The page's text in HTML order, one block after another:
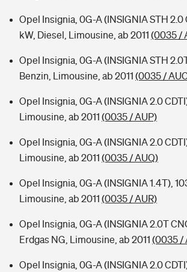
Opel Insignia, 0G-A (INSIGNIA STH 2.0
kW, Diesel, Limousine, ab 2011 (0035 /
Opel Insignia, 0G-A (INSIGNIA STH
Benzin, Limousine, ab 2011 (0035 /
Opel Insignia, 0G-A (INSIGNIA 2.0
Limousine, ab 2011 (0035 / AUP)
Opel Insignia, 0G-A (INSIGNIA 2.0
Limousine, ab 2011 (0035 / AUQ)
Opel Insignia, 0G-A (INSIGNIA 1.4T),
Limousine, ab 2011 (0035 / AUR)
Opel Insignia, 0G-A (INSIGNIA 2.0T
Erdgas NG, Limousine, ab 2011 (0035 /
Opel Insignia, 0G-A (INSIGNIA 2.0